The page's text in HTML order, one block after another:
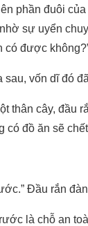
phần đuôi
sự uyển
được
vốn dĩ đó
thân cây, đầu
đồ ăn sẽ
Đầu rắn
là chỗ an